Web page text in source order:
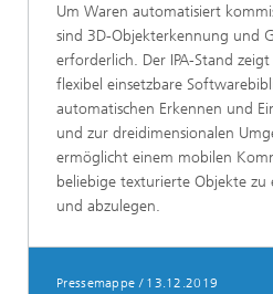
Um Waren automatisiert
sind 3D-Objekterkennung und
erforderlich. Der IPA-Stand
flexibel einsetzbare
automatischen Erkennen und
und zur dreidimensionalen
ermöglicht einem mobilen
beliebige texturierte Objekte
und abzulegen.
Pressemappe / 13.12.2019